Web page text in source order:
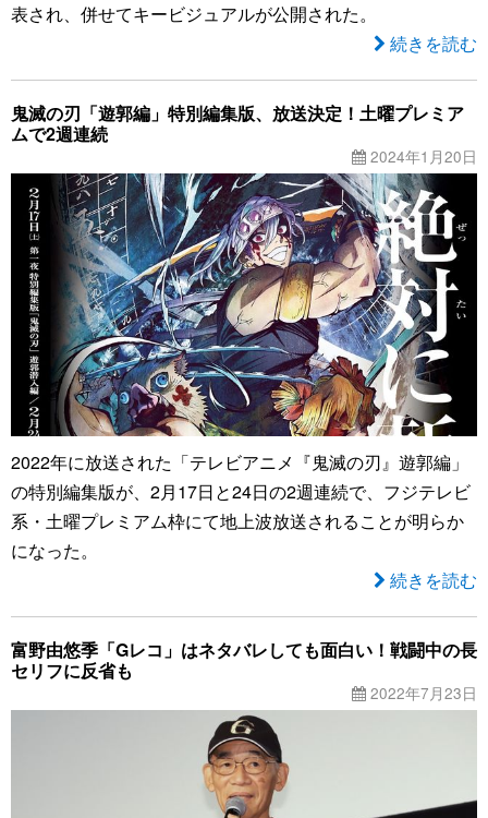
表され、併せてキービジュアルが公開された。
続きを読む
鬼滅の刃「遊郭編」特別編集版、放送決定！土曜プレミア
ムで2週連続
2024年1月20日
2022年に放送された「テレビアニメ『鬼滅の刃』遊郭編」
の特別編集版が、2月17日と24日の2週連続で、フジテレビ
系・土曜プレミアム枠にて地上波放送されることが明らか
になった。
続きを読む
富野由悠季「Gレコ」はネタバレしても面白い！戦闘中の長
セリフに反省も
2022年7月23日